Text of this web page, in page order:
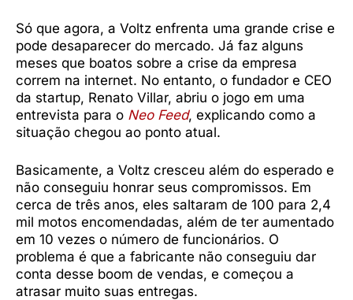
Só que agora, a Voltz enfrenta uma grande crise e
pode desaparecer do mercado. Já faz alguns
meses que boatos sobre a crise da empresa
correm na internet. No entanto, o fundador e CEO
da startup, Renato Villar, abriu o jogo em uma
entrevista para o Neo Feed, explicando como a
situação chegou ao ponto atual.
Basicamente, a Voltz cresceu além do esperado e
não conseguiu honrar seus compromissos. Em
cerca de três anos, eles saltaram de 100 para 2,4
mil motos encomendadas, além de ter aumentado
em 10 vezes o número de funcionários. O
problema é que a fabricante não conseguiu dar
conta desse boom de vendas, e começou a
atrasar muito suas entregas.